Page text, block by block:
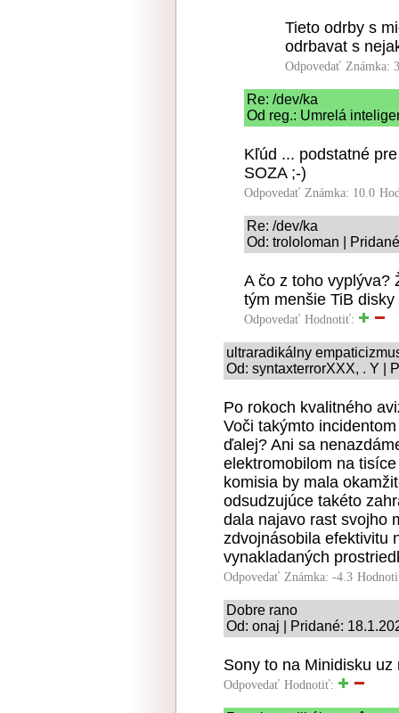
Tieto odrby s
odrbavat s
Odpovedať Známka:
Re: /dev/ka
Od reg.: Umrelá
Kľúd ... podstatné
SOZA ;-)
Odpovedať Známka: 10.0
Re: /dev/ka
Od: trololoman |
A čo z toho vyplýva?
tým menšie TiB
Odpovedať Hodnotiť:
ultraradikálny
Od: syntaxterrorXXX, . Y |
Po rokoch kvalitného
Voči takýmto
ďalej? Ani sa
elektromobilom na
komisia by mala
odsudzujúce takéto
dala najavo rast svojho
zdvojnásobila efektivitu
vynakladaných
Odpovedať Známka: -4.3
Dobre rano
Od: onaj | Pridané:
Sony to na Minidisku uz
Odpovedať Hodnotiť: